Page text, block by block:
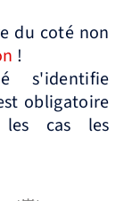
du coté non
!
s'identifie
obligatoire
cas les